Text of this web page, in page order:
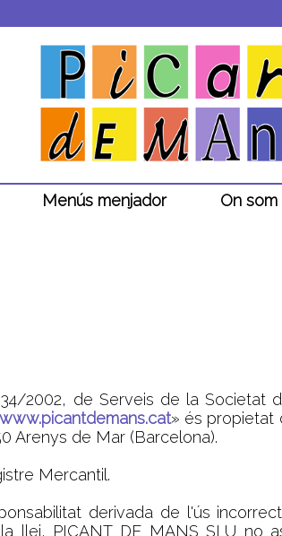
Menús menjador On som
2002, de Serveis de la Societat
www.picantdemans.cat» és propietat
Arenys de Mar (Barcelona).
Mercantil.
derivada de l'ús
llei, PICANT DE MANS SLU no